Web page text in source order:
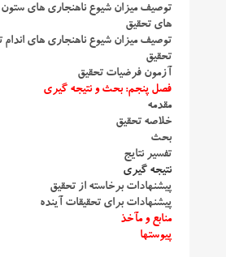
توصیف میزان شیوع ناهنجاری های ستون
های تحقیق
توصیف میزان شیوع ناهنجاری های اندام
تحقیق
آزمون فرضیات تحقیق
فصل پنجم: بحث و نتیجه گیری
مقدمه
خلاصه تحقیق
بحث
تفسیر نتایج
نتیجه گیری
پیشنهادات برخاسته از تحقیق
پیشنهادات برای تحقیقات آینده
منابع و مآخذ
پیوستها